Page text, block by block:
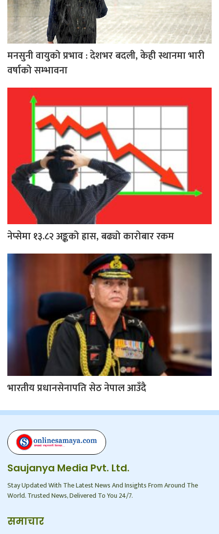
मनसुनी वायुको प्रभाव : देशभर बदली, केही स्थानमा भारी
वर्षाको सम्भावना
नेप्सेमा १३.८२ अङ्कको ह्रास, बढ्यो कारोबार रकम
भारतीय प्रधानसेनापति सेठ नेपाल आउँदै
Saujanya Media Pvt. Ltd.
Stay Updated With The Latest News And Insights From Around The
World. Trusted News, Delivered To You 24/7.
समाचार